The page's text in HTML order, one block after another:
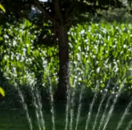
Gardena